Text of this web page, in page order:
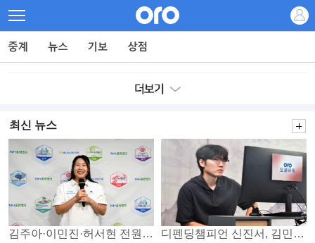
최신 뉴스
김주아·이민진·허서현 전원 승리… 평택, 부안 꺾고 5연승 디펜딩챔피언 신진서, 김민석 꺾고 8강으로